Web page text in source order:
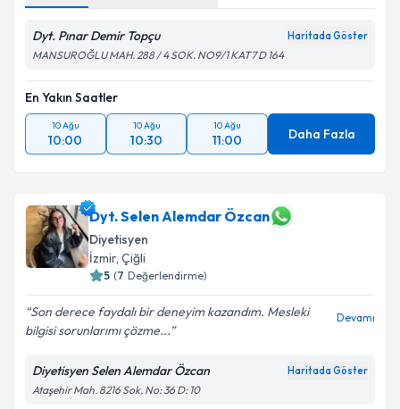
Dyt. Pınar Demir Topçu Haritada Göster
MANSUROĞLU MAH. 288 / 4 SOK. NO9/1 KAT7 D 164
En Yakın Saatler
10 Ağu
10:00
10 Ağu
10:30
10 Ağu
11:00 Daha Fazla
Dyt. Selen Alemdar Özcan
Diyetisyen
İzmir, Çiğli
5 (7 Değerlendirme)
Son derece faydalı bir deneyim kazandım. Mesleki
bilgisi sorunlarımı çözme...
Devamı
Diyetisyen Selen Alemdar Özcan Haritada Göster
Ataşehir Mah. 8216 Sok. No: 36 D: 10